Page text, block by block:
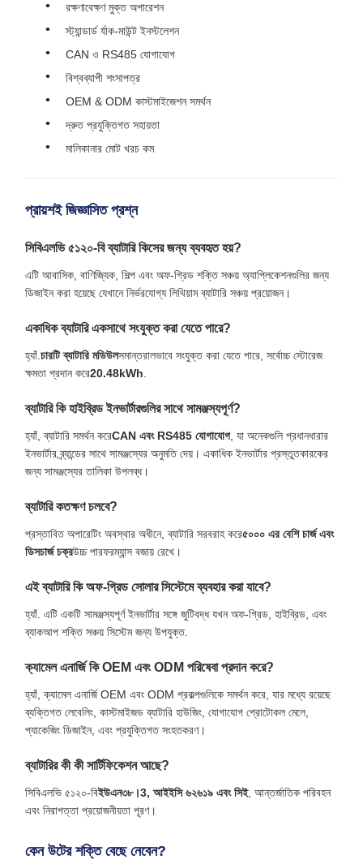
রক্ষণাবেক্ষণ মুক্ত অপারেশন
স্ট্যান্ডার্ড র্যাক-মাউন্ট ইনস্টলেশন
CAN ও RS485 যোগাযোগ
বিশ্বব্যাপী শংসাপত্র
OEM & ODM কাস্টমাইজেশন সমর্থন
দ্রুত প্রযুক্তিগত সহায়তা
মালিকানার মোট খরচ কম
প্রায়শই জিজ্ঞাসিত প্রশ্ন
সিবিএলভি ৫১২০-বি ব্যাটারি কিসের জন্য ব্যবহৃত হয়?
এটি আবাসিক, বাণিজ্যিক, শিল্প এবং অফ-গ্রিড শক্তি সঞ্চয় অ্যাপ্লিকেশনগুলির জন্য
ডিজাইন করা হয়েছে যেখানে নির্ভরযোগ্য লিথিয়াম ব্যাটারি সঞ্চয় প্রয়োজন।
একাধিক ব্যাটারি একসাথে সংযুক্ত করা যেতে পারে?
হ্যাঁ. চারটি ব্যাটারি মডিউলসমান্তরালভাবে সংযুক্ত করা যেতে পারে, সর্বোচ্চ স্টোরেজ
ক্ষমতা প্রদান করে20.48kWh
ব্যাটারি কি হাইব্রিড ইনভার্টারগুলির সাথে সামঞ্জস্যপূর্ণ?
হ্যাঁ, ব্যাটারি সমর্থন করেCAN এবং RS485 যোগাযোগ, যা অনেকগুলি প্রধানধারার
ইনভার্টার ব্র্যান্ডের সাথে সামঞ্জস্যের অনুমতি দেয়। একাধিক ইনভার্টার প্রস্তুতকারকের
জন্য সামঞ্জস্যের তালিকা উপলব্ধ।
ব্যাটারি কতক্ষণ চলবে?
প্রস্তাবিত অপারেটিং অবস্থার অধীনে, ব্যাটারি সরবরাহ করে৫০০০ এর বেশি চার্জ এবং
ডিসচার্জ চক্রউচ্চ পারফরম্যান্স বজায় রেখে।
এই ব্যাটারি কি অফ-গ্রিড সোলার সিস্টেমে ব্যবহার করা যাবে?
হ্যাঁ. এটি একটি সামঞ্জস্যপূর্ণ ইনভার্টার সঙ্গে জুটিবদ্ধ যখন অফ-গ্রিড, হাইব্রিড, এবং
ব্যাকআপ শক্তি সঞ্চয় সিস্টেম জন্য উপযুক্ত.
ক্যামেল এনার্জি কি OEM এবং ODM পরিষেবা প্রদান করে?
হ্যাঁ, ক্যামেল এনার্জি OEM এবং ODM প্রকল্পগুলিকে সমর্থন করে, যার মধ্যে রয়েছে
ব্যক্তিগত লেবেলিং, কাস্টমাইজড ব্যাটারি হাউজিং, যোগাযোগ প্রোটোকল মেলে,
প্যাকেজিং ডিজাইন, এবং প্রযুক্তিগত সংহতকরণ।
ব্যাটারির কী কী সার্টিফিকেশন আছে?
সিবিএলভি ৫১২০-বিইউএন৩৮।3, আইইসি ৬২৬১৯ এবং সিই, আন্তর্জাতিক পরিবহন
এবং নিরাপত্তা প্রয়োজনীয়তা পূরণ।
কেন উটের শক্তি বেছে নেবেন?